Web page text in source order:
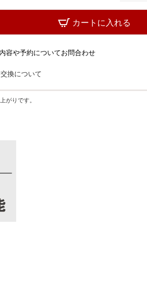
カートに入れる
容や予約についてお問合わせ
換について
がりです。